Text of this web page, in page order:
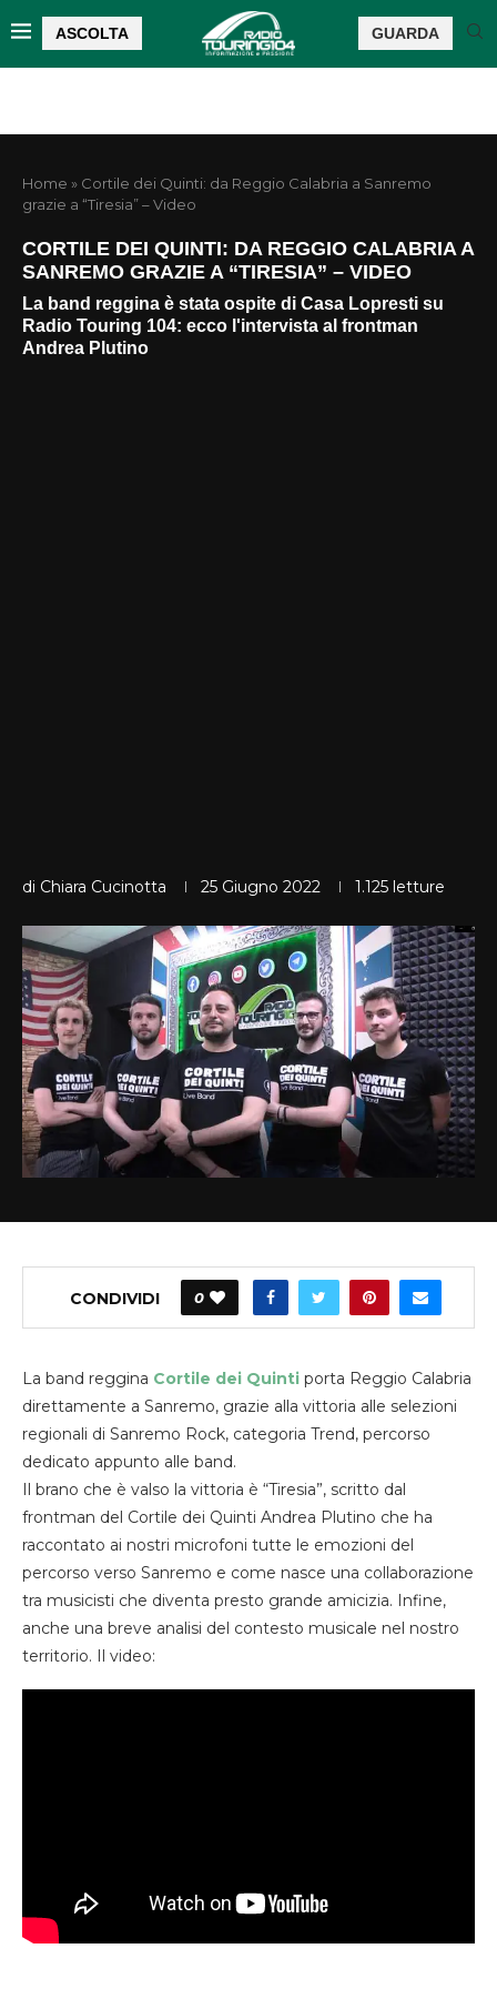
ASCOLTA GUARDA
Home » Cortile dei Quinti: da Reggio Calabria a Sanremo
grazie a “Tiresia” – Video
CORTILE DEI QUINTI: DA REGGIO CALABRIA A
SANREMO GRAZIE A “TIRESIA” – VIDEO
La band reggina è stata ospite di Casa Lopresti su
Radio Touring 104: ecco l'intervista al frontman
Andrea Plutino
di Chiara Cucinotta 25 Giugno 2022 1.125 letture
CONDIVIDI 0
La band reggina Cortile dei Quinti porta Reggio Calabria
direttamente a Sanremo, grazie alla vittoria alle selezioni
regionali di Sanremo Rock, categoria Trend, percorso
dedicato appunto alle band.
Il brano che è valso la vittoria è “Tiresia”, scritto dal
frontman del Cortile dei Quinti Andrea Plutino che ha
raccontato ai nostri microfoni tutte le emozioni del
percorso verso Sanremo e come nasce una collaborazione
tra musicisti che diventa presto grande amicizia. Infine,
anche una breve analisi del contesto musicale nel nostro
territorio. Il video: